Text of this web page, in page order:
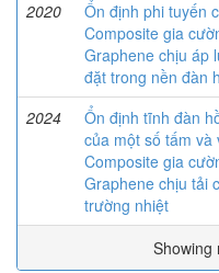
2020
Ổn định phi tuyến
Composite gia
Graphene chịu áp
đặt trong nền đàn
2024
Ổn định tĩnh đàn
của một số tấm và
Composite gia
Graphene chịu tải
trường nhiệt
Showing